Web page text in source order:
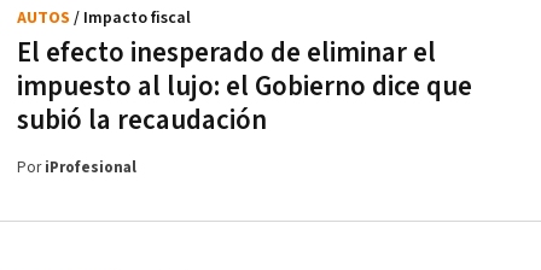
El efecto inesperado de eliminar el
impuesto al lujo: el Gobierno dice que
subió la recaudación
AUTOS / Impacto fiscal
PoriProfesional